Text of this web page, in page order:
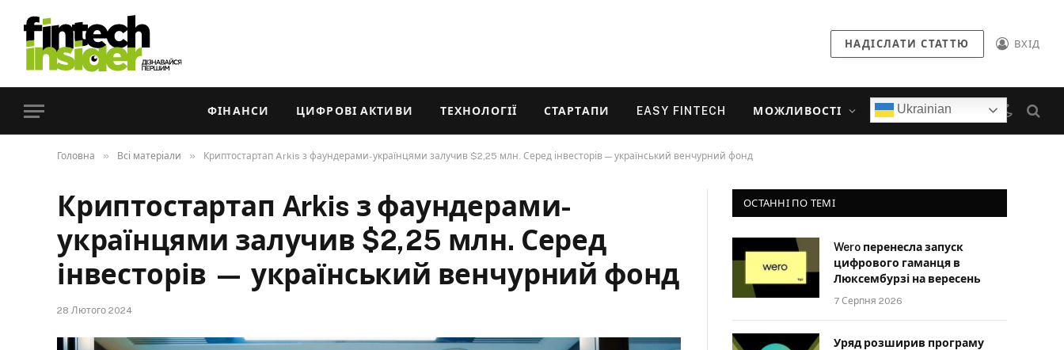
НАДІСЛАТИ СТАТТЮ ВХІД
ФІНАНСИ ЦИФРОВІ АКТИВИ ТЕХНОЛОГІЇ СТАРТАПИ EASY FINTECH МОЖЛИВОСТІ Ukrainian
Головна » Всі матеріали » Криптостартап Arkis з фаундерами-українцями залучив $2,25 млн. Серед інвесторів — український венчурний фонд
Криптостартап Arkis з фаундерами-
українцями залучив $2,25 млн. Серед
інвесторів — український венчурний фонд
28 Лютого 2024
ОСТАННІ ПО ТЕМІ
Wero перенесла запуск
цифрового гаманця в
Люксембурзі на вересень
7 Серпня 2026
Уряд розширив програму